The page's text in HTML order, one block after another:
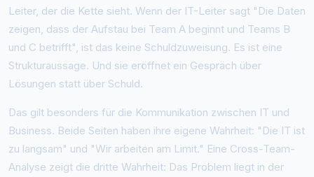
Leiter, der die Kette sieht. Wenn der IT-Leiter sagt "Die Daten
zeigen, dass der Aufstau bei Team A beginnt und Teams B
und C betrifft", ist das keine Schuldzuweisung. Es ist eine
Strukturaussage. Und sie eröffnet ein Gespräch über
Lösungen statt über Schuld.
Das gilt besonders für die Kommunikation zwischen IT und
Business. Beide Seiten haben ihre eigene Wahrheit: "Die IT ist
zu langsam" und "Wir arbeiten am Limit." Eine Cross-Team-
Analyse zeigt die dritte Wahrheit: Das Problem liegt in der